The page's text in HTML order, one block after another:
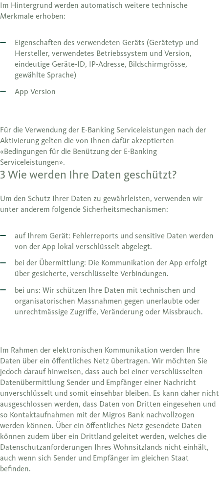
Im Hintergrund werden automatisch weitere technische
Merkmale erhoben:
Eigenschaften des verwendeten Geräts (Gerätetyp und
Hersteller, verwendetes Betriebssystem und Version,
eindeutige Geräte-ID, IP-Adresse, Bildschirmgrösse,
gewählte Sprache)
App Version
Für die Verwendung der E-Banking Serviceleistungen nach der
Aktivierung gelten die von Ihnen dafür akzeptierten
«Bedingungen für die Benützung der E-Banking
Serviceleistungen».
3 Wie werden Ihre Daten geschützt?
Um den Schutz Ihrer Daten zu gewährleisten, verwenden wir
unter anderem folgende Sicherheitsmechanismen:
auf Ihrem Gerät: Fehlerreports und sensitive Daten werden
von der App lokal verschlüsselt abgelegt.
bei der Übermittlung: Die Kommunikation der App erfolgt
über gesicherte, verschlüsselte Verbindungen.
bei uns: Wir schützen Ihre Daten mit technischen und
organisatorischen Massnahmen gegen unerlaubte oder
unrechtmässige Zugriffe, Veränderung oder Missbrauch.
Im Rahmen der elektronischen Kommunikation werden Ihre
Daten über ein öffentliches Netz übertragen. Wir möchten Sie
jedoch darauf hinweisen, dass auch bei einer verschlüsselten
Datenübermittlung Sender und Empfänger einer Nachricht
unverschlüsselt und somit einsehbar bleiben. Es kann daher nicht
ausgeschlossen werden, dass Daten von Dritten eingesehen und
so Kontaktaufnahmen mit der Migros Bank nachvollzogen
werden können. Über ein öffentliches Netz gesendete Daten
können zudem über ein Drittland geleitet werden, welches die
Datenschutzanforderungen Ihres Wohnsitzlands nicht einhält,
auch wenn sich Sender und Empfänger im gleichen Staat
befinden.